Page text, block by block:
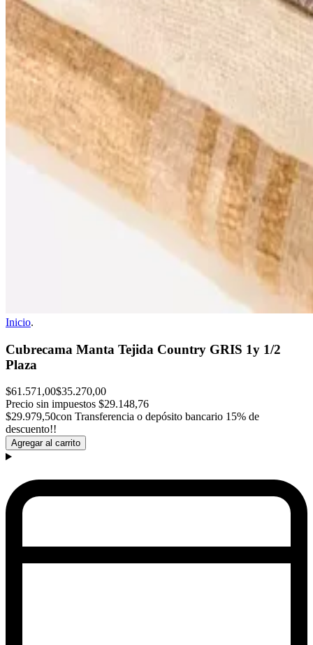
Inicio.
Cubrecama Manta Tejida Country GRIS 1y 1/2
Plaza
$61.571,00$35.270,00
Precio sin impuestos $29.148,76
$29.979,50con Transferencia o depósito bancario 15% de
descuento!!
Agregar al carrito